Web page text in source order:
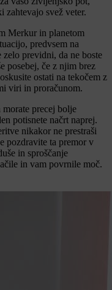
zahtevajo svež veter.
Merkur in planetom
predvsem na
previdni, da ne boste
posebej, če z njim brez
ostati na tekočem z
viri in proračunom.
morate precej bolje
potisnete načrt naprej.
nikakor ne prestraši
pozdravite ta premor v
in sproščanje
in vam povrnile moč.